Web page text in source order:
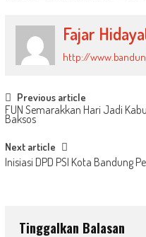
Fajar
http://
Post
navigation
Previous article
FUN Semarakkan Hari Jadi
Baksos
Next article
Inisiasi DPD PSI Kota Bandung
Tinggalkan Balasan